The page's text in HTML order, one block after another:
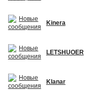
Kinera
LETSHUOER
Klanar